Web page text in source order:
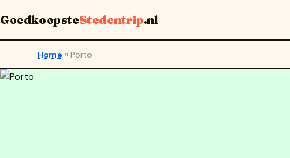
GoedkoopsteStedentrip.nl
Home » Porto